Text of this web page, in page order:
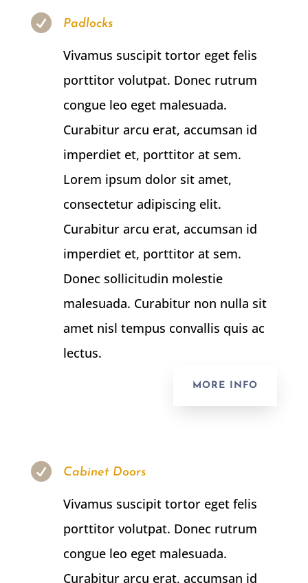
 Padlocks
Vivamus suscipit tortor eget felis
porttitor volutpat. Donec rutrum
congue leo eget malesuada.
Curabitur arcu erat, accumsan id
imperdiet et, porttitor at sem.
Lorem ipsum dolor sit amet,
consectetur adipiscing elit.
Curabitur arcu erat, accumsan id
imperdiet et, porttitor at sem.
Donec sollicitudin molestie
malesuada. Curabitur non nulla sit
amet nisl tempus convallis quis ac
lectus.
MORE INFO
 Cabinet Doors
Vivamus suscipit tortor eget felis
porttitor volutpat. Donec rutrum
congue leo eget malesuada.
Curabitur arcu erat, accumsan id